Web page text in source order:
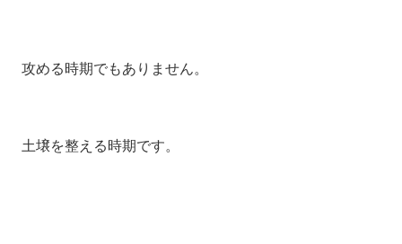
攻める時期でもありません。
土壌を整える時期です。